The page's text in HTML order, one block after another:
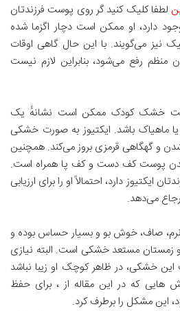
لطفا کلیک کنید گر روی پوست فرزندتان
دارد، او ممکن است دچار اگزما شده
نیز می‌گویند. با این حال گاهی اوقات
منظم رفع می‌شود، بنابراین لازم نیست
پوست خشک کودک ممکن است نشانهٔ یک
یا ماهیاک باشد. ایکتیوز به صورت خشکی
و گهگاهی قرمزی بروز می‌کند. همچنین
پوست کف دست و کف پا همراه است.
ایکتیوز دارد، احتمالاً او را برای ارزیابی
می‌دهد.
صاف، خوش بو و بسیار حساس بوده و
زمستان مستعد خشکی است. البته نیازی
خشکی، در ظاهر کوچک او زیبا نباشد
هایی که در این مقاله از ، برای حفظ
این مشکل را برطرف کرد.